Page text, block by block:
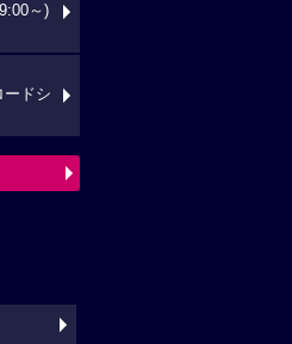
～)
ードシ